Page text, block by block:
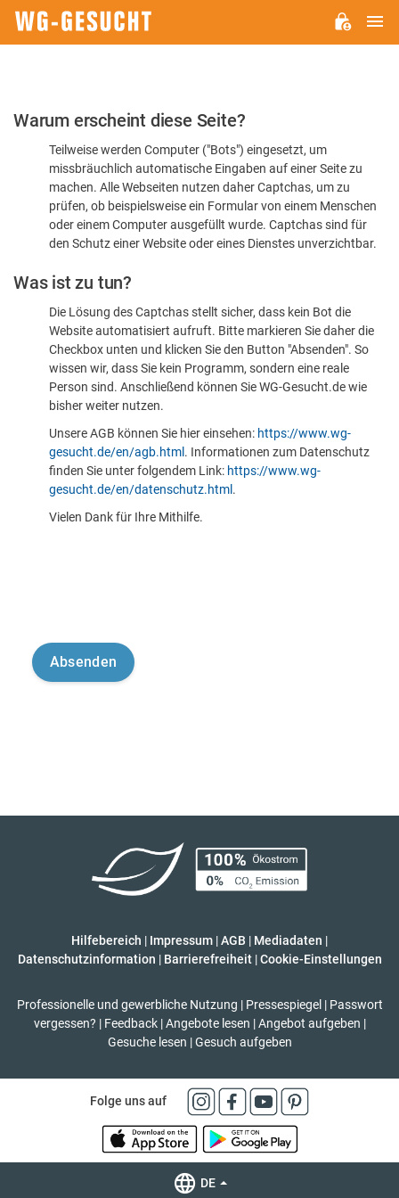
Bitte
dass
sind
Warum erscheint diese Seite?
Teilweise werden Computer ("Bots") eingesetzt, um
missbräuchlich automatische Eingaben auf einer Seite zu
machen. Alle Webseiten nutzen daher Captchas, um zu
prüfen, ob beispielsweise ein Formular von einem Menschen
oder einem Computer ausgefüllt wurde. Captchas sind für
den Schutz einer Website oder eines Dienstes unverzichtbar.
Was ist zu tun?
Die Lösung des Captchas stellt sicher, dass kein Bot die
Website automatisiert aufruft. Bitte markieren Sie daher die
Checkbox unten und klicken Sie den Button "Absenden". So
wissen wir, dass Sie kein Programm, sondern eine reale
Person sind. Anschließend können Sie WG-Gesucht.de wie
bisher weiter nutzen.
Unsere AGB können Sie hier einsehen: https://www.wg-
gesucht.de/en/agb.html . Informationen zum Datenschutz
finden Sie unter folgendem Link: https://www.wg-
gesucht.de/en/datenschutz.html .
Vielen Dank für Ihre Mithilfe.
Hilfebereich | Impressum |AGB | Mediadaten |
Datenschutzinformation | Barrierefreiheit | Cookie-Einstellungen
Professionelle und gewerbliche Nutzung | Pressespiegel | Passwort
vergessen? | Feedback | Angebote lesen | Angebot aufgeben |
Gesuche lesen | Gesuch aufgeben
Folge uns auf
DE